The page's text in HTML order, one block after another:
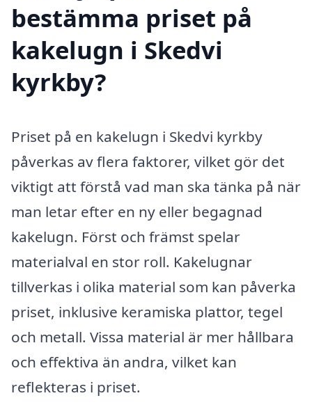
bestämma priset på
kakelugn i Skedvi
kyrkby?
Priset på en kakelugn i Skedvi kyrkby
påverkas av flera faktorer, vilket gör det
viktigt att förstå vad man ska tänka på när
man letar efter en ny eller begagnad
kakelugn. Först och främst spelar
materialval en stor roll. Kakelugnar
tillverkas i olika material som kan påverka
priset, inklusive keramiska plattor, tegel
och metall. Vissa material är mer hållbara
och effektiva än andra, vilket kan
reflekteras i priset.